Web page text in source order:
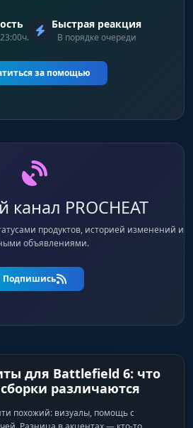
Быстрая реакция
В порядке очереди
за помощью
канал PROCHEAT
продуктов, историей изменений и
объявлениями.
Подпишись
для Battlefield 6: что
различаются
похожий: визуалы, помощь с